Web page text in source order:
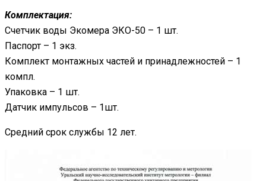
Комплектация:
Счетчик воды Экомера ЭКО-50 – 1 шт.
Паспорт – 1 экз.
Комплект монтажных частей и принадлежностей – 1
компл.
Упаковка – 1 шт.
Датчик импульсов – 1шт.
Средний срок службы 12 лет.